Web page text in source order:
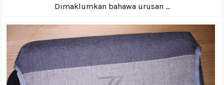
Dimaklumkan bahawa urusan ...